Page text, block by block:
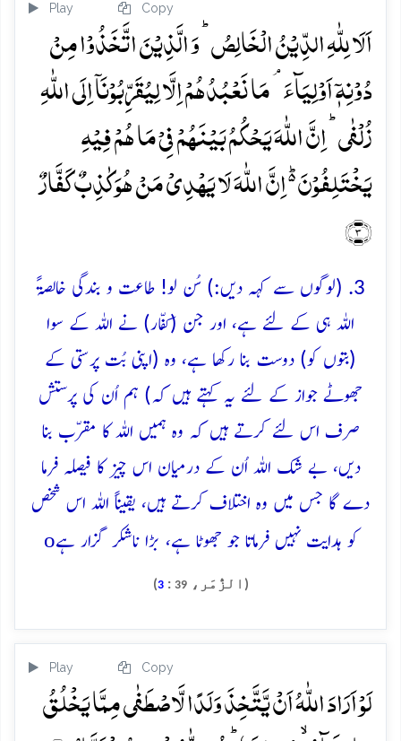
Play Copy
اَلَا لِلّٰہِ الدِّیۡنُ الۡخَالِصُ ؕ وَ الَّذِیۡنَ اتَّخَذُوۡا مِنۡ
دُوۡنِہٖۤ اَوۡلِیَآءَ ۘ مَا نَعۡبُدُہُمۡ اِلَّا لِیُقَرِّبُوۡنَاۤ اِلَی اللّٰہِ
زُلۡفٰی ؕ اِنَّ اللّٰہَ یَحۡکُمُ بَیۡنَہُمۡ فِیۡ مَا ہُمۡ فِیۡہِ
یَخۡتَلِفُوۡنَ ۬ؕ اِنَّ اللّٰہَ لَا یَہۡدِیۡ مَنۡ ہُوَ کٰذِبٌ کَفَّارٌ
﴿۳﴾
3. (لوگوں سے کہہ دیں:) سُن لو! طاعت و بندگی خالصۃً
اللہ ہی کے لئے ہے، اور جن (کفّار) نے اللہ کے سوا
(بتوں کو) دوست بنا رکھا ہے، وہ (اپنی بُت پرستی کے
جھوٹے جواز کے لئے یہ کہتے ہیں کہ) ہم اُن کی پرستش
صرف اس لئے کرتے ہیں کہ وہ ہمیں اللہ کا مقرّب بنا
دیں، بے شک اللہ اُن کے درمیان اس چیز کا فیصلہ فرما
دے گا جس میں وہ اختلاف کرتے ہیں، یقیناً اللہ اس شخص
کو ہدایت نہیں فرماتا جو جھوٹا ہے، بڑا ناشکر گزار ہےo
(الزُّمَر،39
:
3
)
Play Copy
لَوۡ اَرَادَ اللّٰہُ اَنۡ یَّتَّخِذَ وَلَدًا لَّاصۡطَفٰی مِمَّا یَخۡلُقُ